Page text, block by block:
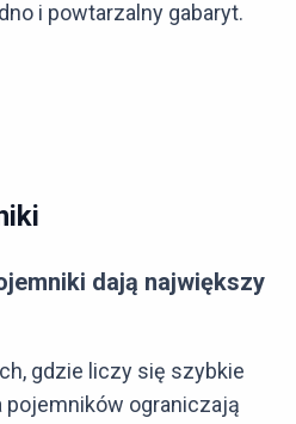
i powtarzalny gabaryt.
dają największy
gdzie liczy się szybkie
pojemników ograniczają